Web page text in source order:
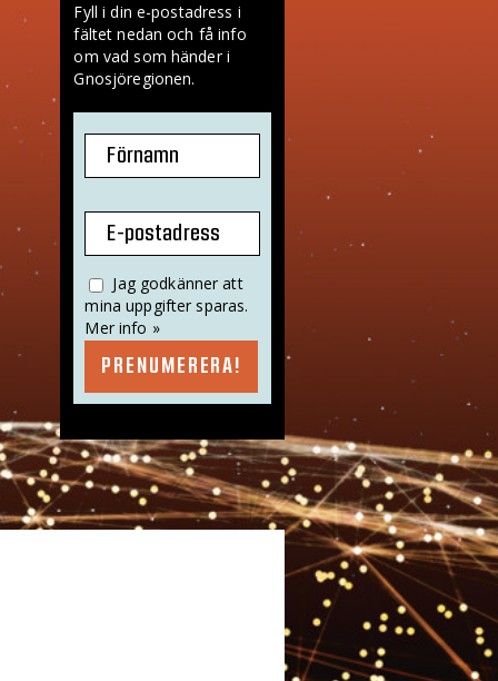
Fyll i din e-postadress i
fältet nedan och få info
om vad som händer i
Gnosjöregionen.
Förnamn
E-postadress
Jag godkänner att
mina uppgifter sparas.
Mer info »
PRENUMERERA!